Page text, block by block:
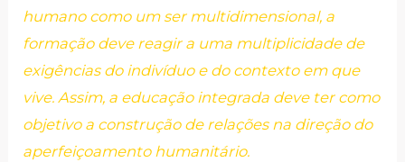
humano como um ser multidimensional, a
formação deve reagir a uma multiplicidade de
exigências do indivíduo e do contexto em que
vive. Assim, a educação integrada deve ter como
objetivo a construção de relações na direção do
aperfeiçoamento humanitário.